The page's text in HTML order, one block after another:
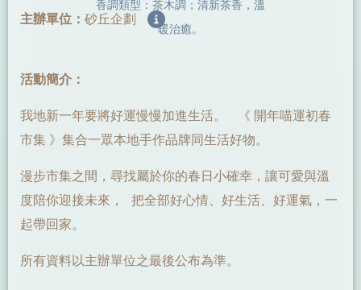
主辦單位： 砂丘企劃
活動簡介：
我地新一年要將好運慢慢加進生活。 《 開年喵運初春
市集 》集合一眾本地手作品牌同生活好物。
漫步市集之間，尋找屬於你的春日小確幸，讓可愛與溫
度陪你迎接未來， 把全部好心情、好生活、好運氣，一
起帶回家。
所有資料以主辦單位之最後公布為準。